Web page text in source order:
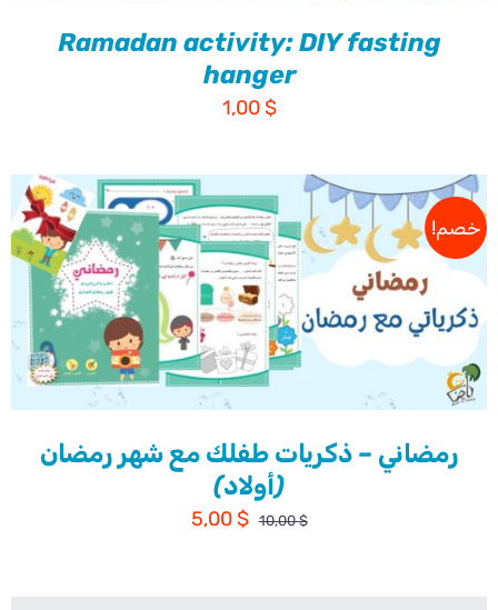
Ramadan activity: DIY fasting
hanger
1,00$
خصم!
رمضاني – ذكريات طفلك مع شهر رمضان
(أولاد)
10,00$
السعر
5,00$